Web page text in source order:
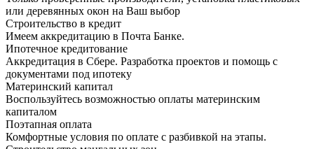
или деревянных окон на Ваш выбор
Строительство в кредит
Имеем аккредитацию в Почта Банке.
Ипотечное кредитование
Аккредитация в Сбере. Разработка проектов и помощь с
документами под ипотеку
Материнский капитал
Воспользуйтесь возможностью оплаты материнским
капиталом
Поэтапная оплата
Комфортные условия по оплате с разбивкой на этапы.